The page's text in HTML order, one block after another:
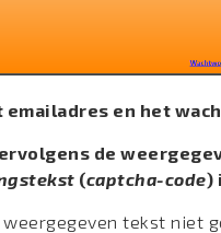
emailadres en het
de
(captcha-code)
weergegeven tekst niet